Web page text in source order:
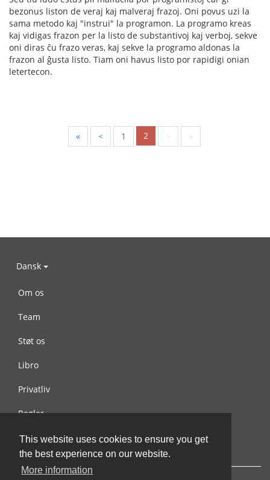
This website uses cookies to ensure you get
the best experience on our website.
More information
bezonus liston de veraj kaj malveraj frazoj. Oni povus uzi la
sama metodo kaj "instrui" la programon. La programo kreas
kaj vidigas frazon per la listo de substantivoj kaj verboj, sekve
oni diras ĉu frazo veras, kaj sekve la programo aldonas la
frazon al ĝusta listo. Tiam oni havus listo por rapidigi onian
letertecon.
« < 1 2 > »
Dansk
Om os
Team
Støt os
Libro
Privatliv
Regler
Kontakt os